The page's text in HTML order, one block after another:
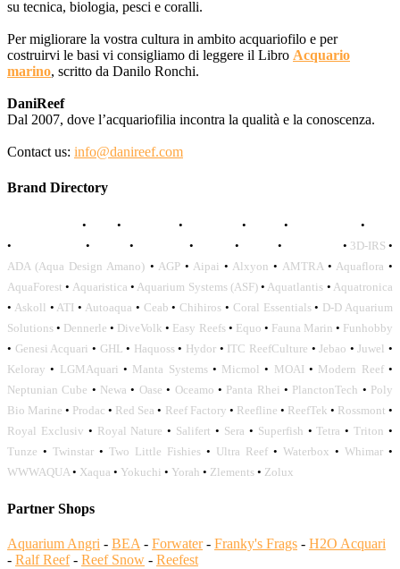
su tecnica, biologia, pesci e coralli.
Per migliorare la vostra cultura in ambito acquariofilo e per
costruirvi le basi vi consigliamo di leggere il Libro Acquario
marino, scritto da Danilo Ronchi.
DaniReef
Dal 2007, dove l’acquariofilia incontra la qualità e la conoscenza.
Contact us: info@danireef.com
Brand Directory
• • • • • •
•
• • • • • • 3D-IRS •
ADA (Aqua Design Amano) • AGP• Aipai • Alxyon • AMTRA• Aquaflora •
AquaForest • Aquaristica • Aquarium Systems (ASF)• Aquatlantis • Aquatronica
• Askoll • ATI • Autoaqua • Ceab • Chihiros • Coral Essentials• D-D Aquarium
Solutions • Dennerle • DiveVolk • Easy Reefs• Equo • Fauna Marin • Funhobby
• Genesi Acquari • GHL • Haquoss• Hydor • ITC ReefCulture •Jebao •Juwel •
Keloray • LGMAquari • Manta Systems• Micmol • MOAI • Modern Reef•
Neptunian Cube • Newa • Oase • Oceamo • Panta Rhei • PlanctonTech • Poly
Bio Marine • Prodac • Red Sea • Reef Factory • Reefline • ReefTek • Rossmont •
Royal Exclusiv • Royal Nature • Salifert • Sera • Superfish •Tetra •Triton •
Tunze • Twinstar • Two Little Fishies • Ultra Reef • Waterbox • Whimar •
WWWAQUA • Xaqua • Yokuchi • Yorah • Zlements • Zolux
Partner Shops
Aquarium Angri - BEA - Forwater- Franky's Frags - H2O Acquari
- Ralf Reef- Reef Snow - Reefest